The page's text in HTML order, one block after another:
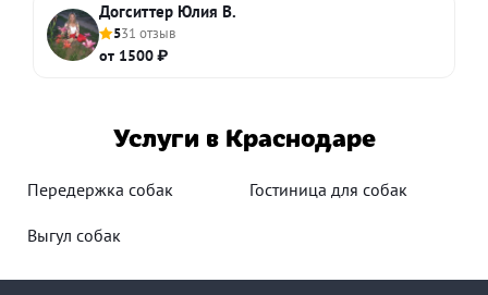
Догситтер Юлия В.
531 отзыв
от 1500 ₽
Услуги в Краснодаре
Передержка собак Гостиница для собак
Выгул собак